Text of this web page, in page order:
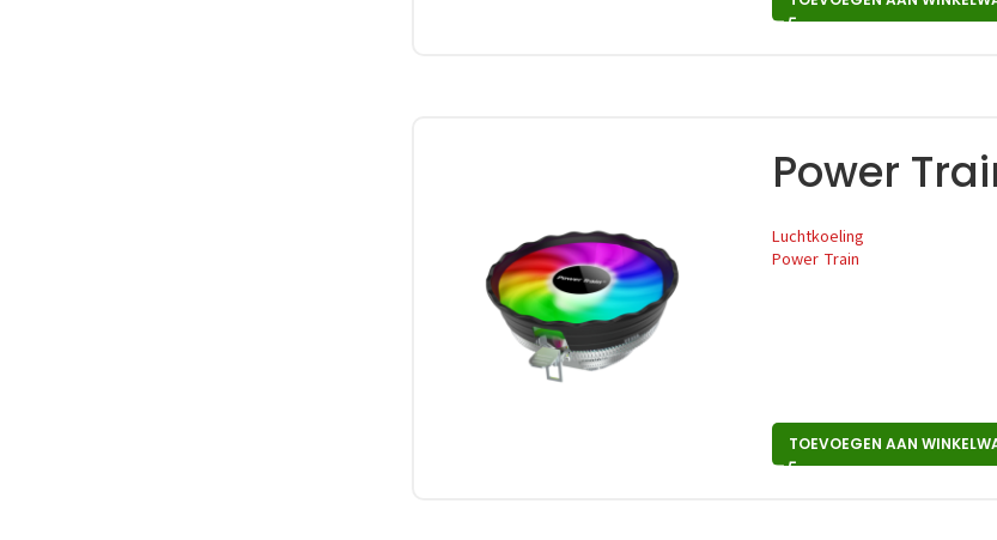
Power
Luchtkoeling
Power Train
TOEVOEGEN AAN